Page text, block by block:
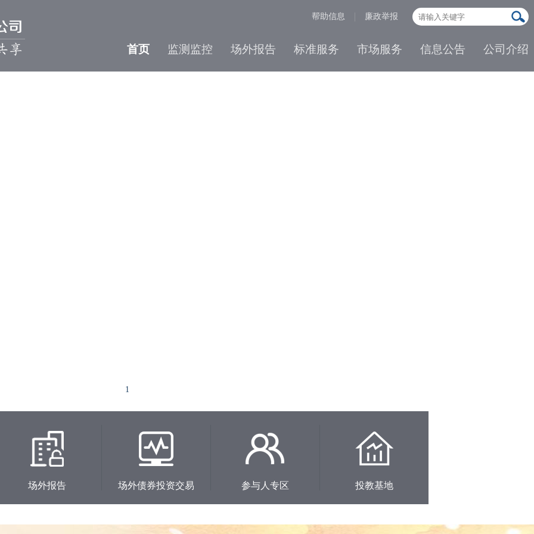
帮助信息 廉政举报
首页 监测监控 场外报告 标准服务 市场服务 信息公告 公司介绍
1
场外报告 场外债券投资交易 参与人专区 投教基地